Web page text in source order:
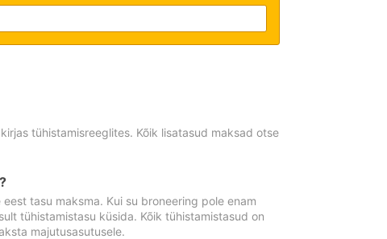
tühistamisreeglites. Kõik lisatasud maksad otse
tasu maksma. Kui su broneering pole enam
tühistamistasu küsida. Kõik tühistamistasud on
majutusasutusele.